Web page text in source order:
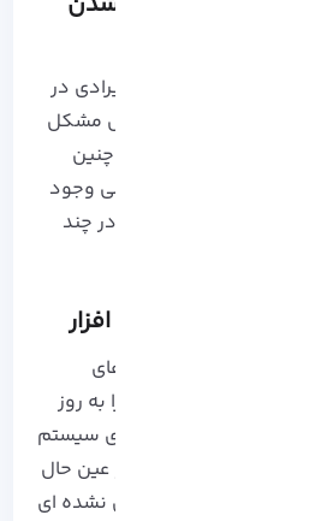
تصور هستند، زمانی که ایرادی در
می آید، تنها روش حل مشکل
حذف و نصب مجدد Ubuntu است! اما خوشبختانه چنین
رفع خرابی های احتمالی وجود
و نحوه رفع آن ها را در چند
کرد:
خرابی در سیستم عامل های
های اشتباه است! زیرا به روز
است مزایا زیادی برای سیستم
همراه داشته باشد، در عین حال
آمدن مشکلات پیش بینی نشده ای